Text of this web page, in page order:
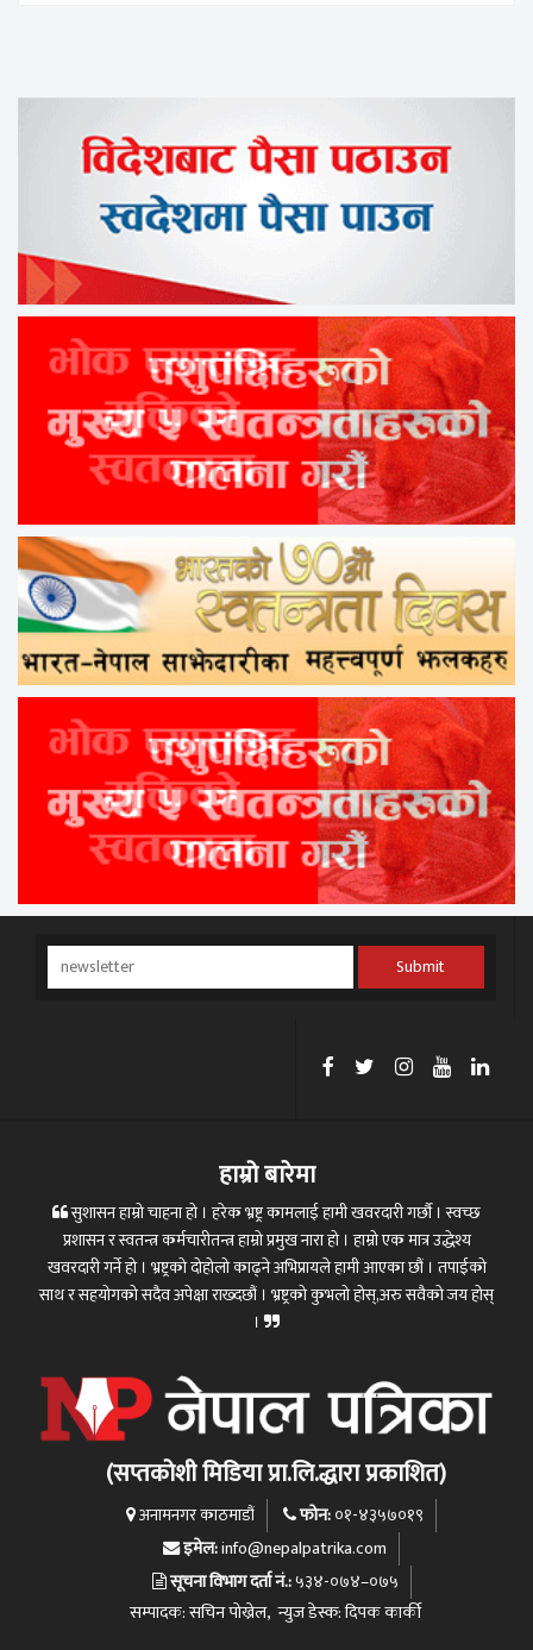
Submit
हाम्रो बारेमा
सुशासन हाम्रो चाहना हो । हरेक भ्रष्ट्र कामलाई हामी खवरदारी गर्छौ । स्वच्छ
प्रशासन र स्वतन्त्र कर्मचारीतन्त्र हाम्रो प्रमुख नारा हो । हाम्रो एक मात्र उद्धेश्य
खवरदारी गर्ने हो । भ्रष्ट्रको दोहोलो काढ्ने अभिप्रायले हामी आएका छौं । तपाईको
साथ र सहयोगको सदैव अपेक्षा राख्दछौं । भ्रष्ट्रको कुभलो होस्,अरु सवैको जय होस्
।
(सप्तकोशी मिडिया प्रा.लि.द्धारा प्रकाशित)
अनामनगर काठमाडौं फोन:०१-४३५७०१९
इमेल:info@nepalpatrika.com
सूचना विभाग दर्ता नं.:५३४-०७४–०७५
सम्पादक: सचिन पोख्रेल, न्युज डेस्क: दिपक कार्की